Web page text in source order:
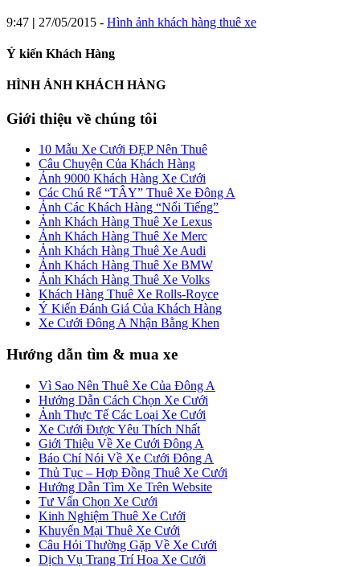
9:47 | 27/05/2015 - Hình ảnh khách hàng thuê xe
Ý kiến Khách Hàng
HÌNH ẢNH KHÁCH HÀNG
Giới thiệu về chúng tôi
10 Mẫu Xe Cưới ĐẸP Nên Thuê
Câu Chuyện Của Khách Hàng
Ảnh 9000 Khách Hàng Xe Cưới
Các Chú Rể “TÂY” Thuê Xe Đông A
Ảnh Các Khách Hàng “Nổi Tiếng”
Ảnh Khách Hàng Thuê Xe Lexus
Ảnh Khách Hàng Thuê Xe Merc
Ảnh Khách Hàng Thuê Xe Audi
Ảnh Khách Hàng Thuê Xe BMW
Ảnh Khách Hàng Thuê Xe Volks
Khách Hàng Thuê Xe Rolls-Royce
Ý Kiến Đánh Giá Của Khách Hàng
Xe Cưới Đông A Nhận Bằng Khen
Hướng dẫn tìm & mua xe
Vì Sao Nên Thuê Xe Của Đông A
Hướng Dẫn Cách Chọn Xe Cưới
Ảnh Thực Tế Các Loại Xe Cưới
Xe Cưới Được Yêu Thích Nhất
Giới Thiệu Về Xe Cưới Đông A
Báo Chí Nói Về Xe Cưới Đông A
Thủ Tục – Hợp Đồng Thuê Xe Cưới
Hướng Dẫn Tìm Xe Trên Website
Tư Vấn Chọn Xe Cưới
Kinh Nghiệm Thuê Xe Cưới
Khuyến Mại Thuê Xe Cưới
Câu Hỏi Thường Gặp Về Xe Cưới
Dịch Vụ Trang Trí Hoa Xe Cưới